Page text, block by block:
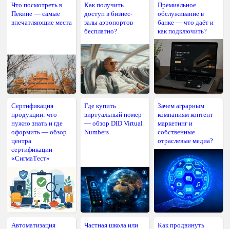
Что посмотреть в
Пекине — самые
впечатляющие места
Как получить
доступ в бизнес-
залы аэропортов
бесплатно?
Премиальное
обслуживание в
банке — что даёт и
как подключить?
Сертификация
продукции: что
нужно знать и где
оформить — обзор
центра
сертификации
«СигмаТест»
Где купить
виртуальный номер
— обзор DID Virtual
Numbers
Зачем аграрным
компаниям контент-
маркетинг и
собственные
отраслевые медиа?
Автоматизация Частная школа или Как продвинуть